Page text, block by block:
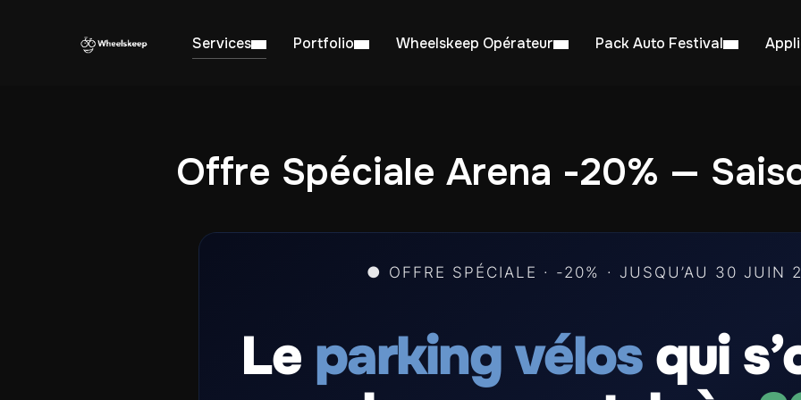
Services Portfolio Wheelskeep Opérateur Pack Auto Festival
Offre Spéciale Arena -20% —
● OFFRE SPÉCIALE · -20% · JUSQU’AU 30 JUIN
Le parking vélosqui